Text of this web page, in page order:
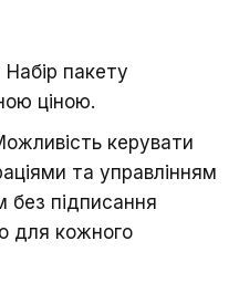
Набір пакету
ціною.
керувати
та управлінням
без підписання
для кожного